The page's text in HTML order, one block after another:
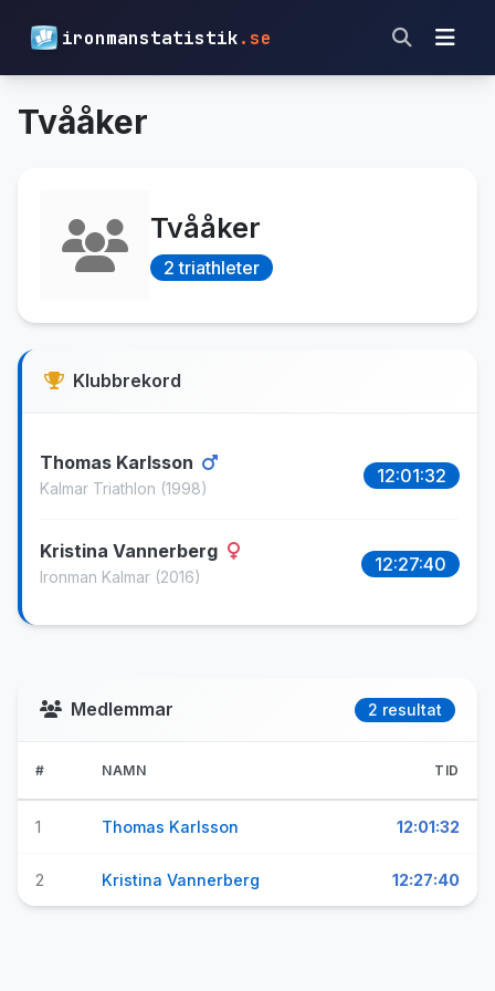
ironmanstatistik.se
Tvååker
Tvååker
2 triathleter
Klubbrekord
Thomas Karlsson
Kalmar Triathlon (1998)
12:01:32
Kristina Vannerberg
Ironman Kalmar (2016)
12:27:40
Medlemmar 2 resultat
# NAMN TID
1 Thomas Karlsson 12:01:32
2 Kristina Vannerberg 12:27:40